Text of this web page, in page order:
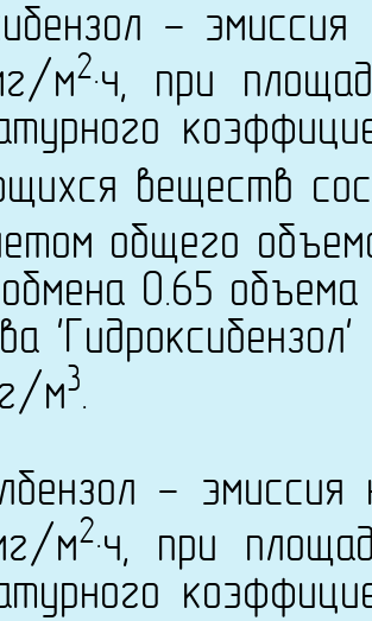
-
м2·ч, при
веществ
общего
0.65
м3.
- эмиссия
м2·ч, при